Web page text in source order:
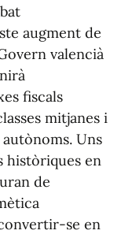
augment de
valencià
fiscals
mitjanes i
Uns
històriques en
de
se en